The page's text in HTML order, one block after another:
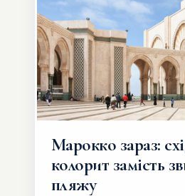
Марокко зараз:
колорит замість
пляжу